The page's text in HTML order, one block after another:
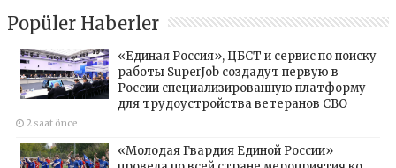
Popüler Haberler
«Единая Россия», ЦБСТ и сервис по поиску
работы SuperJob создадут первую в
России специализированную платформу
для трудоустройства ветеранов СВО
2 saat önce
«Молодая Гвардия Единой России»